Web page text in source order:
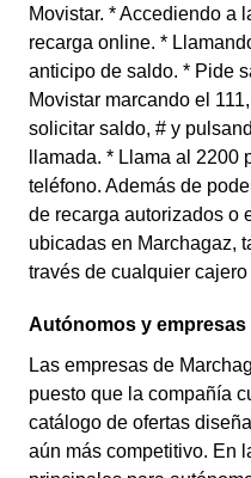
Movistar. * Accediendo a
recarga online. *
anticipo de saldo. * Pide
Movistar marcando el
solicitar saldo, # y
llamada. * Llama al 2200
teléfono. Además de
de recarga autorizados o
ubicadas en Marchagaz,
través de cualquier
Autónomos y empresas
Las empresas de
puesto que la compañía
catálogo de ofertas
aún más competitivo. En